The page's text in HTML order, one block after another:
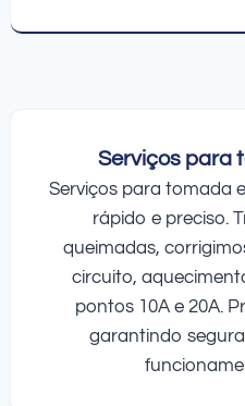
Serviços para
Serviços para tomada
rápido e preciso.
queimadas,
circuito,
pontos 10A e 20A.
garantindo